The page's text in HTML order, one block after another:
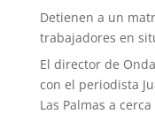
Detienen a un
trabajadores en
El director de
con el periodista
Las Palmas a